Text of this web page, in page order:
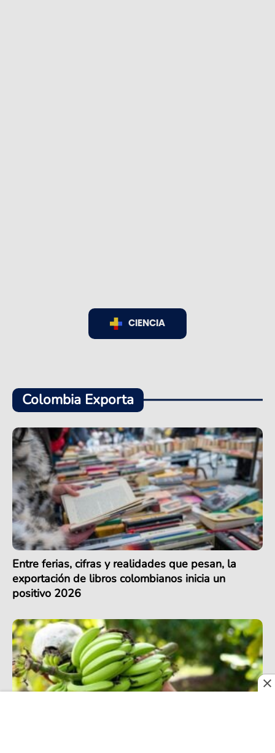
CIENCIA
Colombia Exporta
Entre ferias, cifras y realidades que pesan, la
exportación de libros colombianos inicia un
positivo 2026